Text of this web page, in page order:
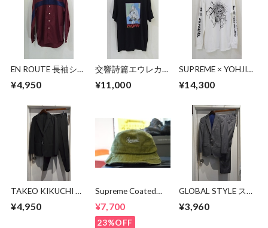
EN ROUTE 長袖シャ
¥4,950
交響詩篇エウレカセ
MOSH
¥11,000
SUPREME × YOHJI
Tee
¥14,300
TAKEO KIKUCHI セ
¥4,950
Supreme Coated
¥7,700
23%OFF
GLOBAL STYLE ス
¥3,960